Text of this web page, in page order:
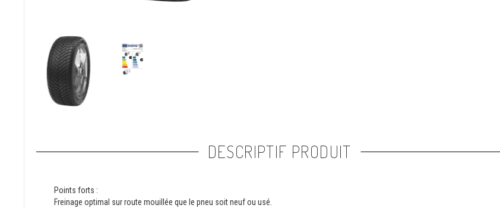
DESCRIPTIF PRODUIT
Points forts :
Freinage optimal sur route mouillée que le pneu soit neuf ou usé.